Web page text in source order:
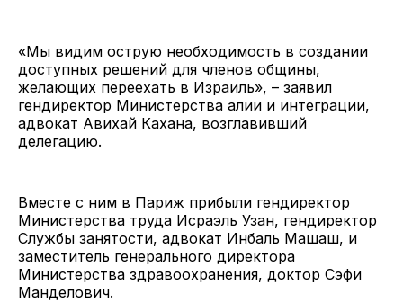
«Мы видим острую необходимость в создании
доступных решений для членов общины,
желающих переехать в Израиль», – заявил
гендиректор Министерства алии и интеграции,
адвокат Авихай Кахана, возглавивший
делегацию.
Вместе с ним в Париж прибыли гендиректор
Министерства труда Исраэль Узан, гендиректор
Службы занятости, адвокат Инбаль Машаш, и
заместитель генерального директора
Министерства здравоохранения, доктор Сэфи
Манделович.